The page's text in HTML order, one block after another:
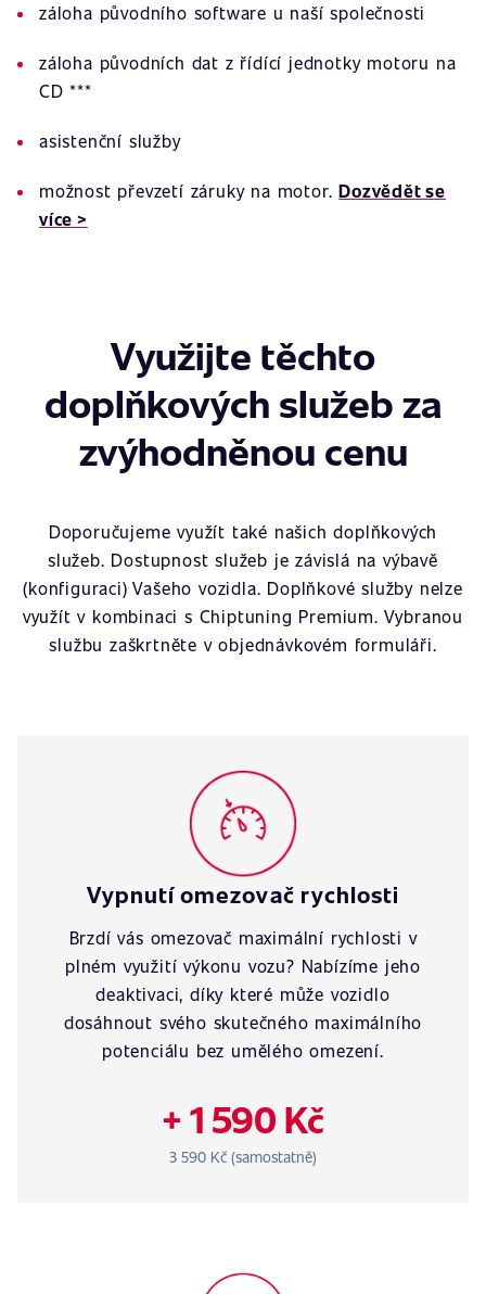
záloha původního software u naší společnosti
záloha původních dat z řídící jednotky motoru na
CD ***
asistenční služby
možnost převzetí záruky na motor.Dozvědět se
více >
Využijte těchto
doplňkových služeb za
zvýhodněnou cenu
Doporučujeme využít také našich doplňkových
služeb. Dostupnost služeb je závislá na výbavě
(konfiguraci) Vašeho vozidla. Doplňkové služby nelze
využít v kombinaci s Chiptuning Premium. Vybranou
službu zaškrtněte v objednávkovém formuláři.
Vypnutí omezovač rychlosti
Brzdí vás omezovač maximální rychlosti v
plném využití výkonu vozu? Nabízíme jeho
deaktivaci, díky které může vozidlo
dosáhnout svého skutečného maximálního
potenciálu bez umělého omezení.
+ 1 590 Kč
3 590 Kč (samostatně)